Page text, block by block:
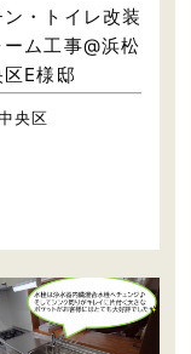
ン・トイレ改装
ーム工事@浜松
E様邸
央区